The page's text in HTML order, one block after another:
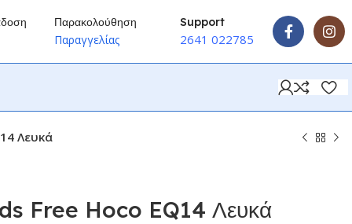
Παρακολούθηση
Παραγγελίας
Support
2641 022785
Λευκά
Free Hoco EQ14 Λευκά